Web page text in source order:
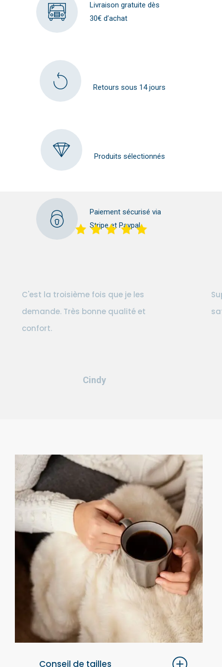
Livraison gratuite dès
30€ d’achat
Retours sous 14 jours
Produits sélectionnés
Paiement sécurisé via
Stripe et Paypal
C'est la troisième fois que je les
demande. Très bonne qualité et
confort.
Cindy
Conseil de tailles